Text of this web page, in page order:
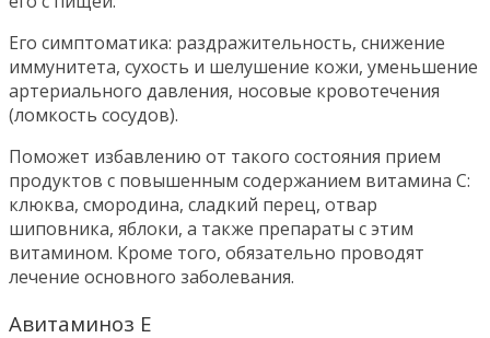
Его симптоматика: раздражительность, снижение
иммунитета, сухость и шелушение кожи, уменьшение
артериального давления, носовые кровотечения
(ломкость сосудов).
Поможет избавлению от такого состояния прием
продуктов с повышенным содержанием витамина С:
клюква, смородина, сладкий перец, отвар
шиповника, яблоки, а также препараты с этим
витамином. Кроме того, обязательно проводят
лечение основного заболевания.
Авитаминоз Е